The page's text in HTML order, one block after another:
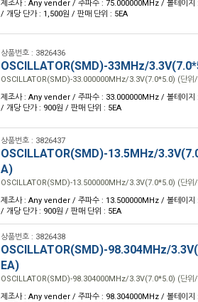
제조사 : Any vender / 주파수 : 75.000000MHz / 볼테이지
/ 개당 단가 : 1,500원 / 판매 단위 : 5EA
상품번호 : 3826436
OSCILLATOR(SMD)-33MHz/
OSCILLATOR(SMD)-33.000000MHz/3.3V(7.0*5.0) (단위
제조사 : Any vender / 주파수 : 33.000000MHz / 볼테이지
/ 개당 단가 : 900원 / 판매 단위 : 5EA
상품번호 : 3826437
OSCILLATOR(SMD)-13.5MHz/
A)
OSCILLATOR(SMD)-13.500000MHz/3.3V(7.0*5.0) (단위
제조사 : Any vender / 주파수 : 13.500000MHz / 볼테이지
/ 개당 단가 : 900원 / 판매 단위 : 5EA
상품번호 : 3826438
OSCILLATOR(SMD)-98.304MHz/
EA)
OSCILLATOR(SMD)-98.304000MHz/3.3V(7.0*5.0) (단위
제조사 : Any vender / 주파수 : 98.304000MHz / 볼테이지